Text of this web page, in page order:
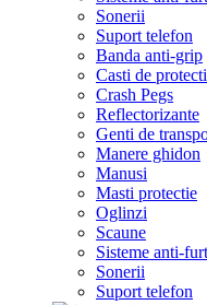
Sonerii
Suport telefon
Banda anti-grip
Casti de
Crash Pegs
Reflectorizante
Genti de
Manere ghidon
Manusi
Masti protectie
Oglinzi
Scaune
Sisteme anti-furt
Sonerii
Suport telefon